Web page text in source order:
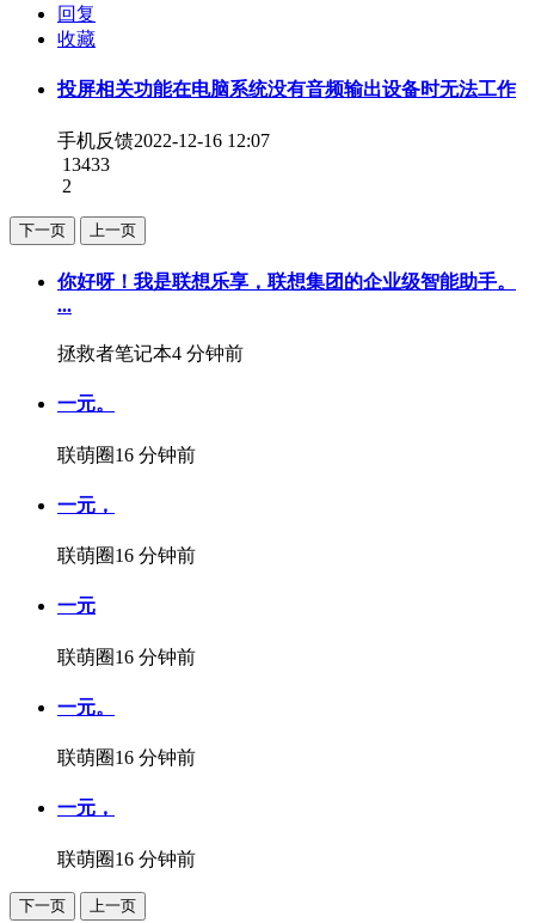
回复
收藏
投屏相关功能在电脑系统没有音频输出设备时无法工作
手机反馈2022-12-16 12:07
13433
2
下一页 上一页
你好呀！我是联想乐享，联想集团的企业级智能助手。
...
拯救者笔记本4 分钟前
一元。
联萌圈16 分钟前
一元，
联萌圈16 分钟前
一元
联萌圈16 分钟前
一元。
联萌圈16 分钟前
一元，
联萌圈16 分钟前
下一页 上一页